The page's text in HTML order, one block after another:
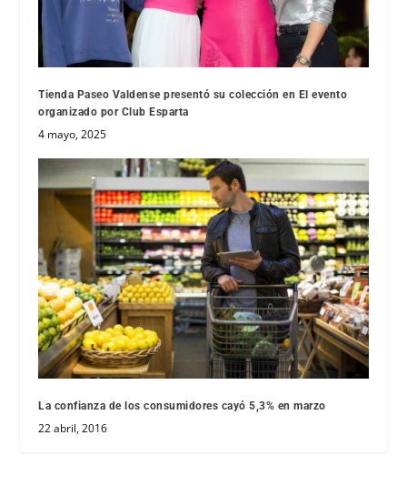
Tienda Paseo Valdense presentó su colección en El evento
organizado por Club Esparta
4 mayo, 2025
La confianza de los consumidores cayó 5,3% en marzo
22 abril, 2016